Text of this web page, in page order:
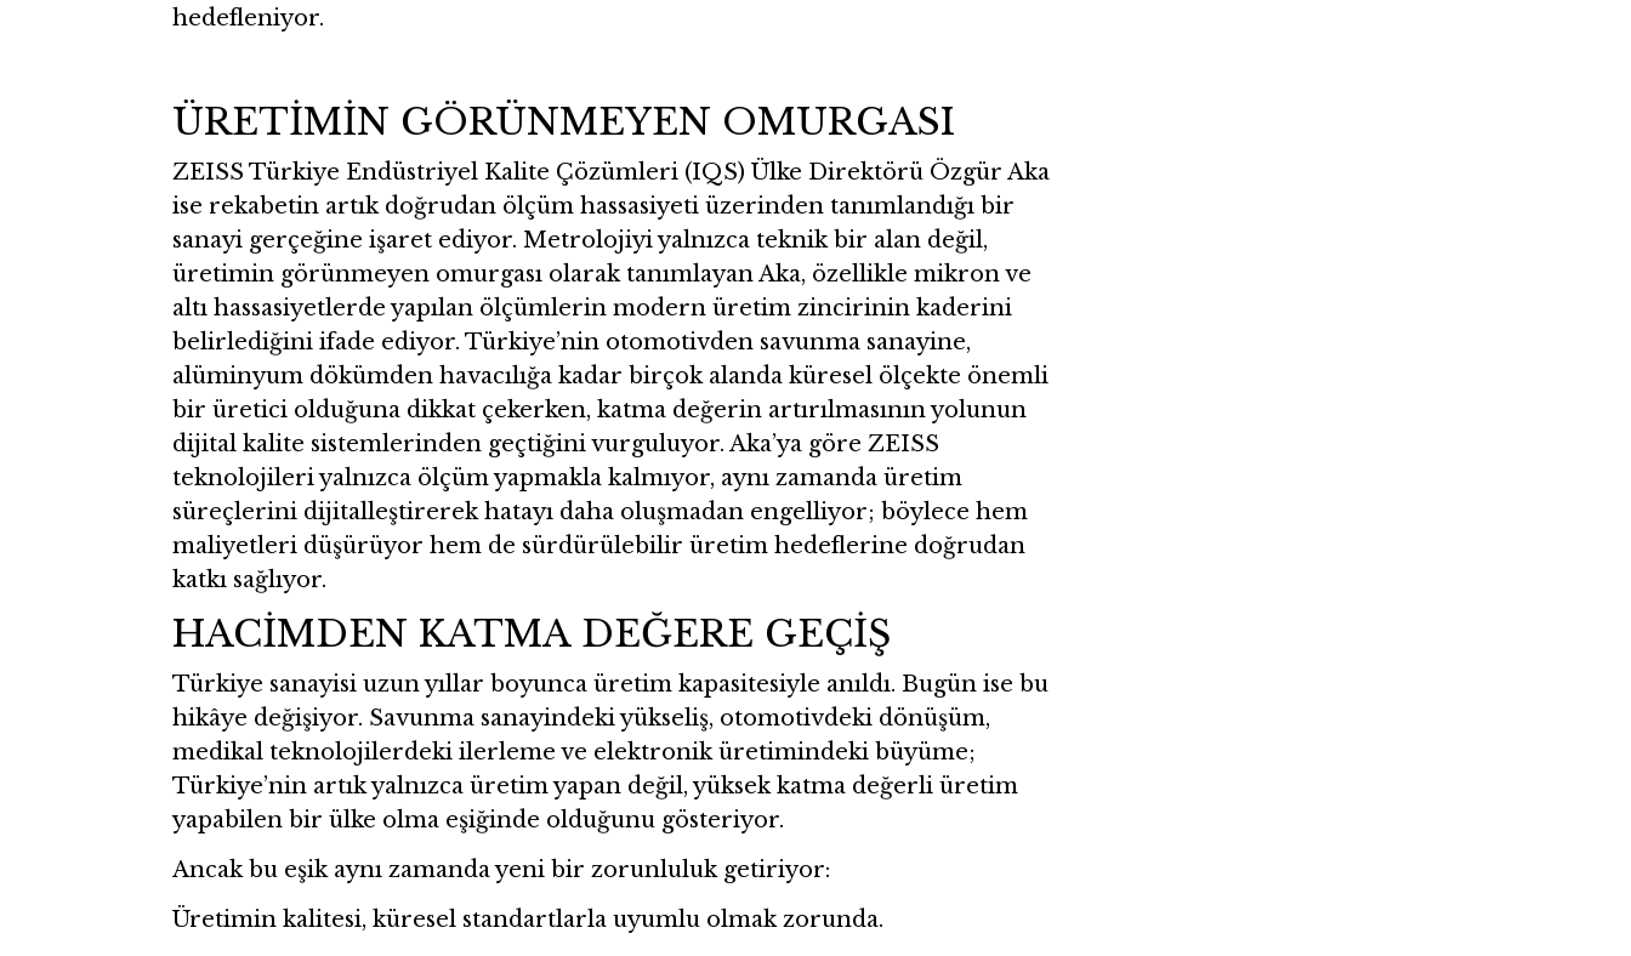
hedefleniyor.
ÜRETİMİN GÖRÜNMEYEN OMURGASI
ZEISS Türkiye Endüstriyel Kalite Çözümleri (IQS) Ülke Direktörü Özgür Aka
ise rekabetin artık doğrudan ölçüm hassasiyeti üzerinden tanımlandığı bir
sanayi gerçeğine işaret ediyor. Metrolojiyi yalnızca teknik bir alan değil,
üretimin görünmeyen omurgası olarak tanımlayan Aka, özellikle mikron ve
altı hassasiyetlerde yapılan ölçümlerin modern üretim zincirinin kaderini
belirlediğini ifade ediyor. Türkiye’nin otomotivden savunma sanayine,
alüminyum dökümden havacılığa kadar birçok alanda küresel ölçekte önemli
bir üretici olduğuna dikkat çekerken, katma değerin artırılmasının yolunun
dijital kalite sistemlerinden geçtiğini vurguluyor. Aka’ya göre ZEISS
teknolojileri yalnızca ölçüm yapmakla kalmıyor, aynı zamanda üretim
süreçlerini dijitalleştirerek hatayı daha oluşmadan engelliyor; böylece hem
maliyetleri düşürüyor hem de sürdürülebilir üretim hedeflerine doğrudan
katkı sağlıyor.
HACİMDEN KATMA DEĞERE GEÇİŞ
Türkiye sanayisi uzun yıllar boyunca üretim kapasitesiyle anıldı. Bugün ise bu
hikâye değişiyor. Savunma sanayindeki yükseliş, otomotivdeki dönüşüm,
medikal teknolojilerdeki ilerleme ve elektronik üretimindeki büyüme;
Türkiye’nin artık yalnızca üretim yapan değil, yüksek katma değerli üretim
yapabilen bir ülke olma eşiğinde olduğunu gösteriyor.
Ancak bu eşik aynı zamanda yeni bir zorunluluk getiriyor:
Üretimin kalitesi, küresel standartlarla uyumlu olmak zorunda.